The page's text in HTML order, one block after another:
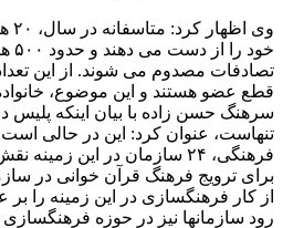
قطع عضو هستند و این موضوع،
سرهنگ حسن زاده با بیان اینکه پلیس
تنهاست، عنوان کرد: این در حالی
فرهنگی، ۲۴ سازمان در این
برای ترویج فرهنگ قرآن خوانی در
از کار فرهنگسازی در این زمینه را بر
رود سازمانها نیز در حوزه